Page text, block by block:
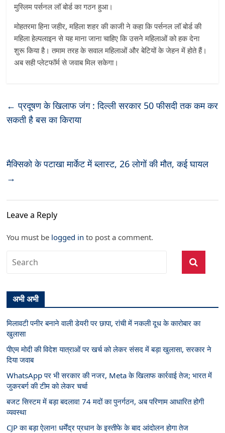
मुस्लिम पर्सनल लॉ बोर्ड का गठन हुआ।
मोहतरमा हिना जहीर, महिला शहर की काजी ने कहा कि पर्सनल लॉ बोर्ड की
महिला हेल्पलाइन से यह माना जाना चाहिए कि उसने महिलाओं को हक देना
शुरू किया है। तमाम तरह के सवाल महिलाओं और बेटियों के जेहन में होते हैं।
अब सही प्लेटफॉर्म से जवाब मिल सकेगा।
← प्रदूषण के खिलाफ जंग : दिल्ली सरकार 50 फीसदी तक कम कर
सकती है बस का किराया
मैक्सिको के पटाखा मार्केट में ब्लास्ट, 26 लोगों की मौत, कई घायल
→
Leave a Reply
You must be logged in to post a comment.
अभी अभी
मिलावटी पनीर बनाने वाली डेयरी पर छापा, रांची में नकली दूध के कारोबार का
खुलासा
पीएम मोदी की विदेश यात्राओं पर खर्च को लेकर संसद में बड़ा खुलासा, सरकार ने
दिया जवाब
WhatsApp पर भी सरकार की नजर, Meta के खिलाफ कार्रवाई तेज; भारत में
जुकरबर्ग की टीम को लेकर चर्चा
बजट सिस्टम में बड़ा बदलाव! 74 मदों का पुनर्गठन, अब परिणाम आधारित होगी
व्यवस्था
CJP का बड़ा ऐलान! धर्मेंद्र प्रधान के इस्तीफे के बाद आंदोलन होगा तेज